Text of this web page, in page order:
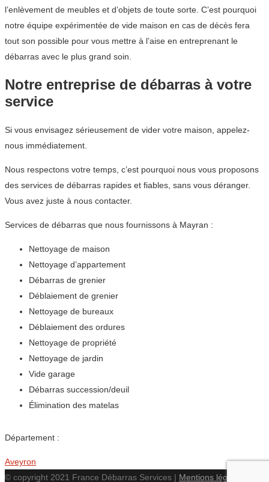
l’enlèvement de meubles et d’objets de toute sorte. C’est pourquoi
notre équipe expérimentée de vide maison en cas de décès fera
tout son possible pour vous mettre à l’aise en entreprenant le
débarras avec le plus grand soin.
Notre entreprise de débarras à votre
service
Si vous envisagez sérieusement de vider votre maison, appelez-
nous immédiatement.
Nous respectons votre temps, c’est pourquoi nous vous proposons
des services de débarras rapides et fiables, sans vous déranger.
Vous avez juste à nous contacter.
Services de débarras que nous fournissons à Mayran :
Nettoyage de maison
Nettoyage d’appartement
Débarras de grenier
Déblaiement de grenier
Nettoyage de bureaux
Déblaiement des ordures
Nettoyage de propriété
Nettoyage de jardin
Vide garage
Débarras succession/deuil
Élimination des matelas
Département :
Aveyron
© copyright 2021 France Débarras Services | Mentions légales